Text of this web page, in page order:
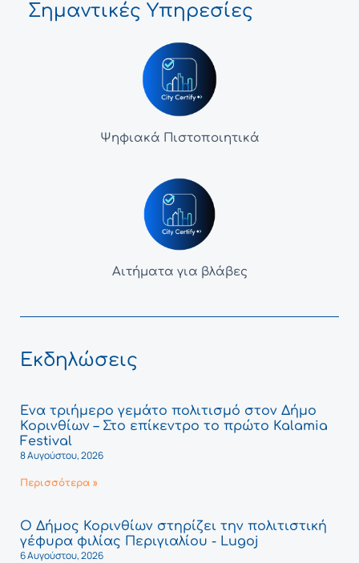
Σημαντικές Υπηρεσίες
Ψηφιακά Πιστοποιητικά
Αιτήματα για βλάβες
Εκδηλώσεις
Ένα τριήμερο γεμάτο πολιτισμό στον Δήμο
Κορινθίων – Στο επίκεντρο το πρώτο Kalamia
Festival
8 Αυγούστου, 2026
Περισσότερα »
Ο Δήμος Κορινθίων στηρίζει την πολιτιστική
γέφυρα φιλίας Περιγιαλίου - Lugoj
6 Αυγούστου, 2026